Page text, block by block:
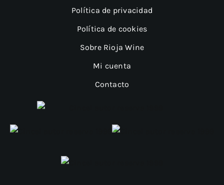
Política de privacidad
Política de cookies
Sobre Rioja Wine
Mi cuenta
Contacto